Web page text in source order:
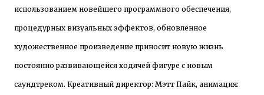
использованием новейшего программного обеспечения,
процедурных визуальных эффектов, обновленное
художественное произведение приносит новую жизнь
постоянно развивающейся ходячей фигуре с новым
саундтреком. Креативный директор: Мэтт Пайк, анимация: